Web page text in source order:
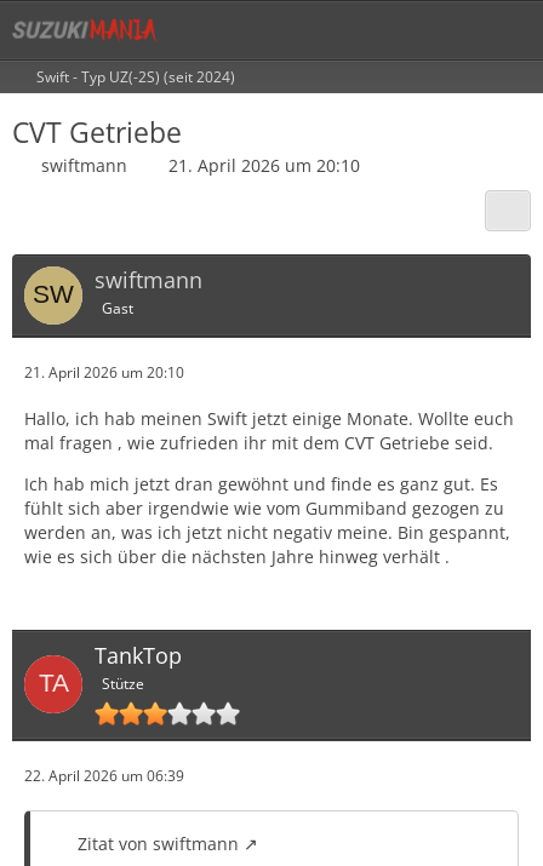
Swift - Typ UZ(-2S) (seit 2024)
CVT Getriebe
swiftmann 21. April 2026 um 20:10
swiftmann
Gast
21. April 2026 um 20:10
Hallo, ich hab meinen Swift jetzt einige Monate. Wollte euch
mal fragen , wie zufrieden ihr mit dem CVT Getriebe seid.
Ich hab mich jetzt dran gewöhnt und finde es ganz gut. Es
fühlt sich aber irgendwie wie vom Gummiband gezogen zu
werden an, was ich jetzt nicht negativ meine. Bin gespannt,
wie es sich über die nächsten Jahre hinweg verhält .
TankTop
Stütze
22. April 2026 um 06:39
Zitat von swiftmann